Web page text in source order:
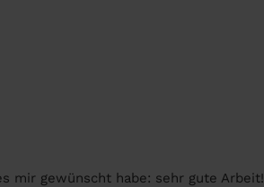
mir gewünscht habe: sehr gute Arbeit!